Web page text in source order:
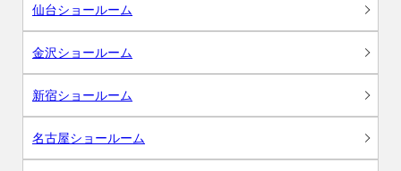
仙台ショールーム
金沢ショールーム
新宿ショールーム
名古屋ショールーム